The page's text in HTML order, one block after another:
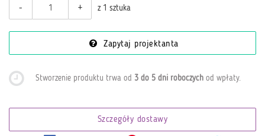
- + z 1 sztuka
Zapytaj projektanta
Stworzenie produktu trwa od3 do 5 dni roboczych od wpłaty.
Szczegóły dostawy